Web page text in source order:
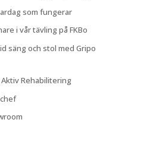
som fungerar
i vår tävling på FKBo
säng och stol med Gripo
Rehabilitering